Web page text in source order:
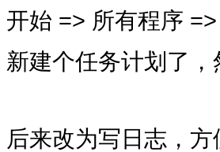
开始 => 所有程序
新建个任务计划了
后来改为写日志，